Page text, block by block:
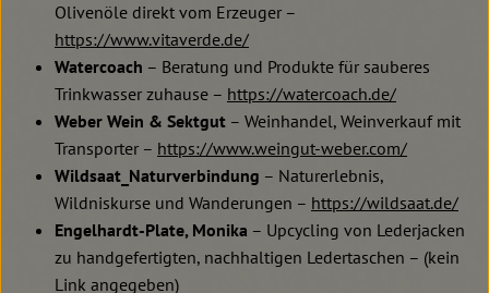
Olivenöle direkt vom Erzeuger –
https://www.vitaverde.de/
Watercoach – Beratung und Produkte für sauberes
Trinkwasser zuhause – https://watercoach.de/
Weber Wein & Sektgut – Weinhandel, Weinverkauf mit
Transporter – https://www.weingut-weber.com/
Wildsaat_Naturverbindung – Naturerlebnis,
Wildniskurse und Wanderungen – https://wildsaat.de/
Engelhardt-Plate, Monika – Upcycling von Lederjacken
zu handgefertigten, nachhaltigen Ledertaschen – (kein
Link angegeben)